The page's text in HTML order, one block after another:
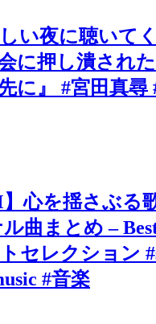
い夜に聴いて
に押し潰され
に』 #宮田真尋
】心を揺さぶる
曲まとめ –
セレクション
#音楽